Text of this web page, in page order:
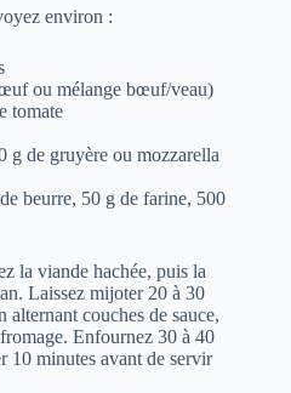
environ :
ou mélange bœuf/veau)
tomate
g de gruyère ou mozzarella
beurre, 50 g de farine, 500
la viande hachée, puis la
Laissez mijoter 20 à 30
couches de sauce,
Enfournez 30 à 40
10 minutes avant de servir